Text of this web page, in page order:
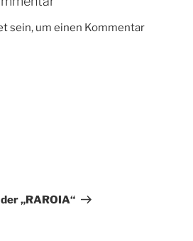
sein, um einen Kommentar
„RAROIA“